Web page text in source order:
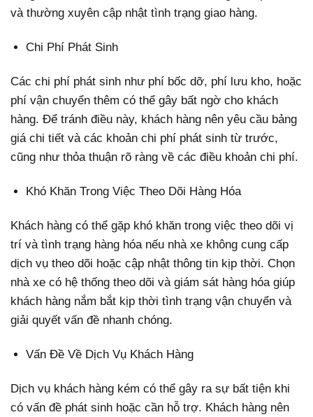
và thường xuyên cập nhật tình trạng giao hàng.
Chi Phí Phát Sinh
Các chi phí phát sinh như phí bốc dỡ, phí lưu kho, hoặc
phí vận chuyển thêm có thể gây bất ngờ cho khách
hàng. Để tránh điều này, khách hàng nên yêu cầu bảng
giá chi tiết và các khoản chi phí phát sinh từ trước,
cũng như thỏa thuận rõ ràng về các điều khoản chi phí.
Khó Khăn Trong Việc Theo Dõi Hàng Hóa
Khách hàng có thể gặp khó khăn trong việc theo dõi vị
trí và tình trạng hàng hóa nếu nhà xe không cung cấp
dịch vụ theo dõi hoặc cập nhật thông tin kịp thời. Chọn
nhà xe có hệ thống theo dõi và giám sát hàng hóa giúp
khách hàng nắm bắt kịp thời tình trạng vận chuyển và
giải quyết vấn đề nhanh chóng.
Vấn Đề Về Dịch Vụ Khách Hàng
Dịch vụ khách hàng kém có thể gây ra sự bất tiện khi
có vấn đề phát sinh hoặc cần hỗ trợ. Khách hàng nên